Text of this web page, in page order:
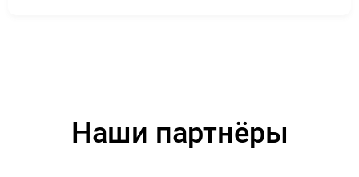
Наши партнёры